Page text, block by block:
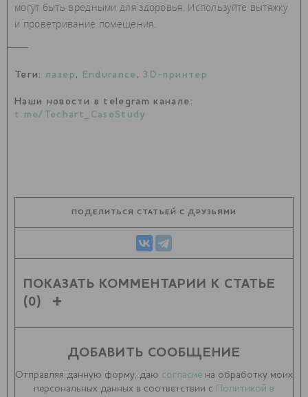
могут быть вредными для здоровья. Используйте вытяжку
и проветривание помещения.
Теги: лазер , Endurance ,3D-принтер
Наши новости в telegram канале:
t.me/Techart_CaseStudy
ПОДЕЛИТЬСЯ СТАТЬЕЙ С ДРУЗЬЯМИ
ПОКАЗАТЬ КОММЕНТАРИИ К СТАТЬЕ
(0)
ДОБАВИТЬ СООБЩЕНИЕ
Отправляя данную форму, даю согласие на обработку моих
персональных данных в соответствии с
Политикой в